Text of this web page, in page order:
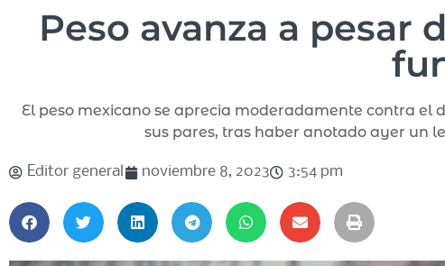
Peso avanza a
El peso mexicano se aprecia moderadamente contra
sus pares, tras haber anotado ayer un
Editor general noviembre 8, 2023 3:54 pm